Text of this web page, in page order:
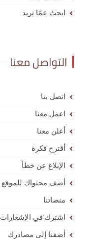
ابحث عمّا تريد
التواصل معنا
اتصل بنا
اعمل معنا
أعلن معنا
أقترح فكرة
الإبلاغ عن خطأ
أضف محتواك للموقع
منصاتنا
اشترك في الإشعارات
أضفنا إلى مصادرك